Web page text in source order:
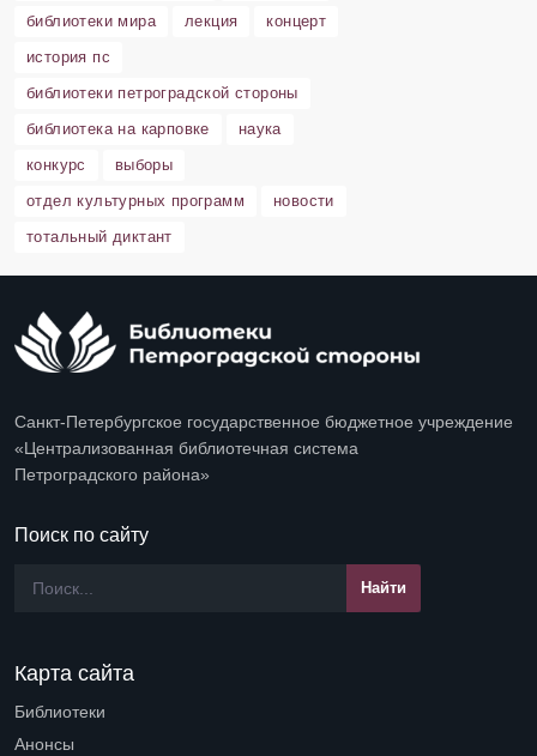
библиотеки мира
лекция
концерт
история пс
библиотеки петроградской стороны
библиотека на карповке
наука
конкурс
выборы
отдел культурных программ
новости
тотальный диктант
Санкт-Петербургское государственное бюджетное учреждение
«Централизованная библиотечная система
Петроградского района»
Поиск по сайту
Карта сайта
Библиотеки
Анонсы